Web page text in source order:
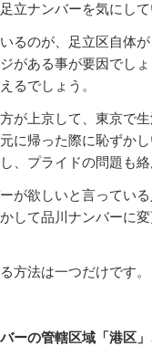
立ナンバーを気にし
るのが、足立区自体
がある事が要因でし
るでしょう。
が上京して、東京で
に帰った際に恥ずか
、プライドの問題も
が欲しいと言ってい
して品川ナンバーに
方法は一つだけです。
ーの管轄区域「港区